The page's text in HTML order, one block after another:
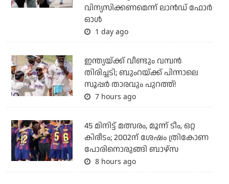
വിന്യസിക്കണമെന്ന് ലാന്‍ഡ് ഫോര്‍
ഓള്‍
1 day ago
ഇന്ത്യയ്ക്ക് വീണ്ടും വമ്പന്‍
തിരിച്ചടി; ബുംറയ്ക്ക് പിന്നാലെ
സൂപ്പര്‍ താരവും പുറത്ത്!
7 hours ago
45 മിനിട്ട് മത്സരം, മൂന്ന് ടീം, ഒറ്റ
കിരീടം; 2002ന് ശേഷം ത്രികോണ
പോരിനൊരുങ്ങി ബാഴ്‌സ
8 hours ago